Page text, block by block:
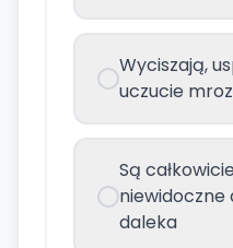
Wyciszają,
uczucie
Są
niewidoczne
daleka